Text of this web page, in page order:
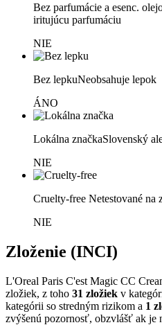
Bez parfumácie a esenc.
iritujúcu parfumáciu
NIE
Bez lepkuNeobsahuje lepok
ÁNO
Lokálna značkaSlovenský
NIE
Cruelty-free Netestované na
NIE
Zloženie (INCI)
L'Oreal Paris C'est Magic CC
zložiek, z toho 31 zložiek v
kategórii so stredným rizikom a 1
zvýšenú pozornosť, obzvlášť ak je